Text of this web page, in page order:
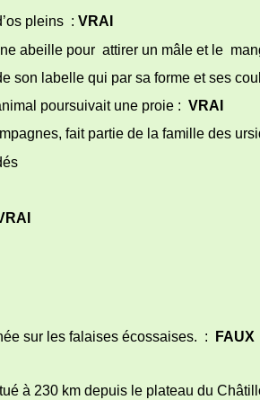
pleins : VRAI
abeille pour attirer un mâle et le
qui par sa forme et ses
poursuivait une proie : VRAI
fait partie de la famille des
sur les falaises écossaises. : FAUX
à 230 km depuis le plateau du